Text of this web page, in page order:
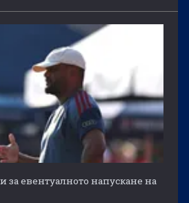
евентуалното напускане на